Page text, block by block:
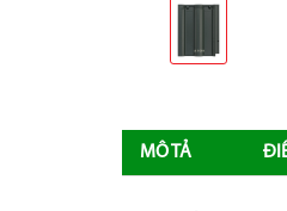
MÔ TẢ